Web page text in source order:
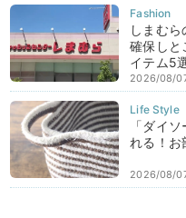
しまむ
確保しと
イテム5
2026/08/
「ダイ
れる！お
2026/08/